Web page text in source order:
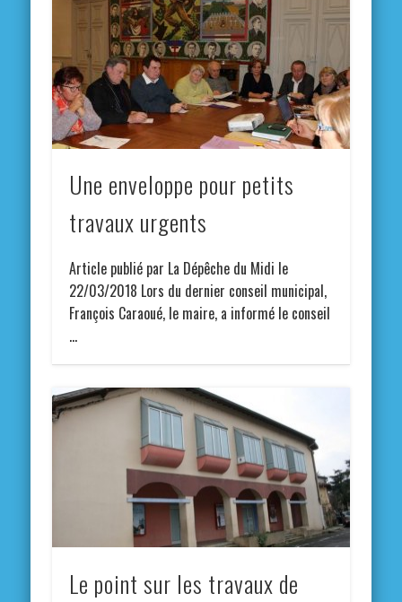
Une enveloppe pour petits
travaux urgents
Article publié par La Dépêche du Midi le
22/03/2018 Lors du dernier conseil municipal,
François Caraoué, le maire, a informé le conseil
…
Le point sur les travaux de